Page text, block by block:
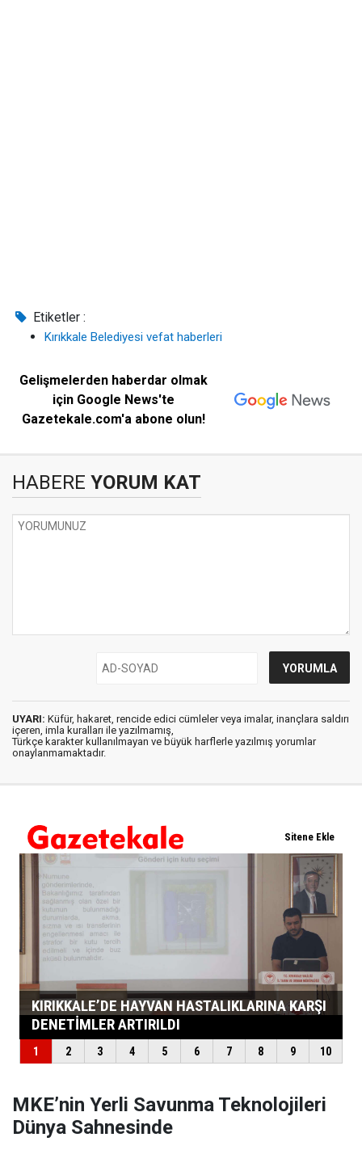
Etiketler :
Kırıkkale Belediyesi vefat haberleri
Gelişmelerden haberdar olmak
için Google News'te
Gazetekale.com'a abone olun!
HABERE YORUM KAT
UYARI: Küfür, hakaret, rencide edici cümleler veya imalar, inançlara saldırı
içeren, imla kuralları ile yazılmamış,
Türkçe karakter kullanılmayan ve büyük harflerle yazılmış yorumlar
onaylanmamaktadır.
MKE’nin Yerli Savunma Teknolojileri
Dünya Sahnesinde